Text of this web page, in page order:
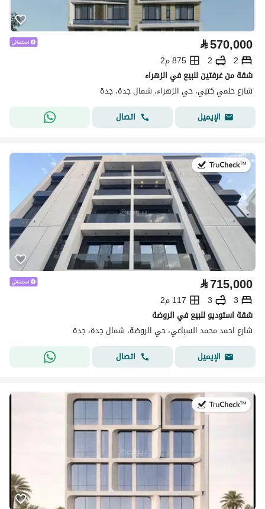
⃁570,000
2
2
875 م2
شقة من غرفتين للبيع في الزهراء
شارع حلمي كتبي، حي الزهراء، شمال جدة، جدة
الإيميل
اتصال
في:29 يوليو 2026
⃁715,000
3
3
117 م2
شقة استوديو للبيع في الروضة
شارع احمد محمد السباعي، حي الروضة، شمال جدة، جدة
الإيميل
اتصال
في:25 يوليو 2026